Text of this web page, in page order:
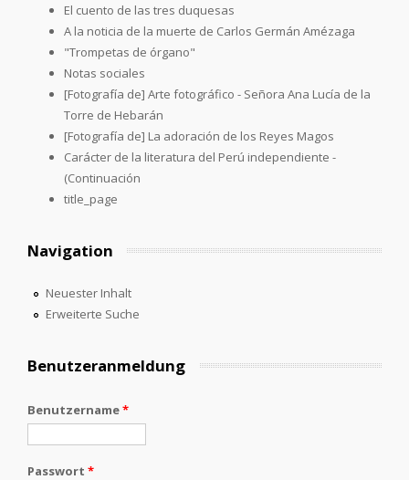
El cuento de las tres duquesas
A la noticia de la muerte de Carlos Germán Amézaga
"Trompetas de órgano"
Notas sociales
[Fotografía de] Arte fotográfico - Señora Ana Lucía de la
Torre de Hebarán
[Fotografía de] La adoración de los Reyes Magos
Carácter de la literatura del Perú independiente -
(Continuación
title_page
Navigation
Neuester Inhalt
Erweiterte Suche
Benutzeranmeldung
Benutzername*
Passwort *